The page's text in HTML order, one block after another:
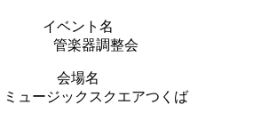
イベント名
管楽器調整会
会場名
ミュージックスクエアつくば